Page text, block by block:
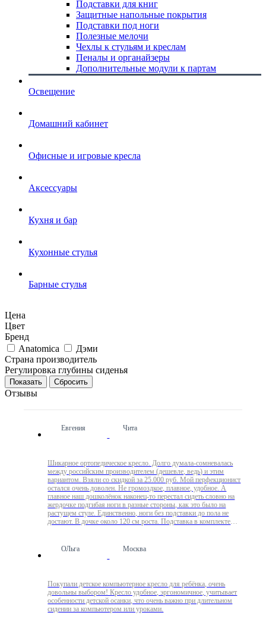
Подставки для книг
Защитные напольные покрытия
Подставки под ноги
Полезные мелочи
Чехлы к стульям и креслам
Пеналы и органайзеры
Дополнительные модули к партам
Освещение
Домашний кабинет
Офисные и игровые кресла
Аксессуары
Кухня и бар
Кухонные стулья
Барные стулья
Цена
Цвет
Бренд
Anatomica
Дэми
Страна производитель
Регулировка глубины сиденья
Сбросить
Отзывы
Евгения Чита
Шикарное ортопедическое кресло. Долго думала-сомневалась
между российским производителем (дешевле, ведь) и этим
вариантом. Взяли со скидкой за 25.000 руб. Мой перфекционист
остался очень доволен. Не громоздкое, плавное, удобное. А
главное наш дошколёнок наконец-то перестал сидеть словно на
жердочке подгибая ноги в разные стороны, как это было на
растущем стуле. Единственно, ноги без подставки до пола не
достают. В дочке около 120 см роста. Подставка в комплекте
ОЛьга Москва
Покупали детское компьютерное кресло для ребёнка, очень
довольны выбором! Кресло удобное, эргономичное, учитывает
особенности детской осанки, что очень важно при длительном
сидении за компьютером или уроками.